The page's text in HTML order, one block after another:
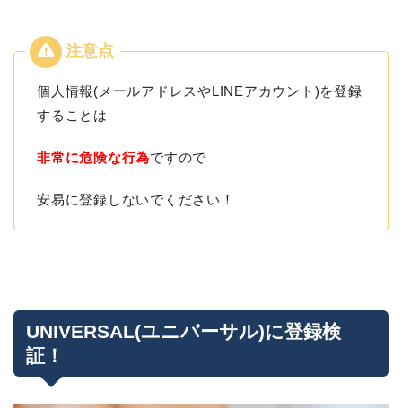
個人情報(メールアドレスやLINEアカウント)を登録
することは
非常に危険な行為ですので
安易に登録しないでください！
UNIVERSAL(ユニバーサル)に登録検
証！